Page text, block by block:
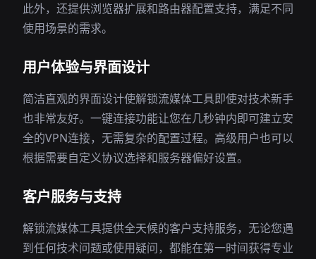
此外，还提供浏览器扩展和路由器配置支持，满足不同
使用场景的需求。
用户体验与界面设计
简洁直观的界面设计使解锁流媒体工具即使对技术新手
也非常友好。一键连接功能让您在几秒钟内即可建立安
全的VPN连接，无需复杂的配置过程。高级用户也可以
根据需要自定义协议选择和服务器偏好设置。
客户服务与支持
解锁流媒体工具提供全天候的客户支持服务，无论您遇
到任何技术问题或使用疑问，都能在第一时间获得专业